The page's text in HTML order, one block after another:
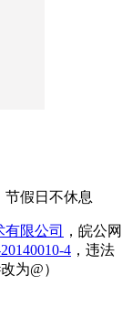
节假日不休息
限公司
，皖公网
4 ，违法
为@）